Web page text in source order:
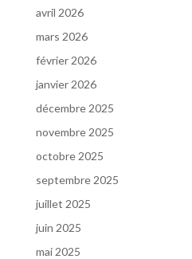
avril 2026
mars 2026
février 2026
janvier 2026
décembre 2025
novembre 2025
octobre 2025
septembre 2025
juillet 2025
juin 2025
mai 2025